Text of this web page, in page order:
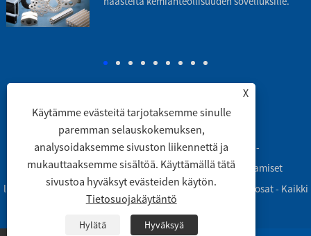
Linkit| Sitemap| RSS|
Copyright © 2003 Engineering Ceramic Co., Ltd. -
Alumiinioksidikeraamiset putket, alumiinioksidikeraamiset
laboratoriovälineet, alumiinioksidikeraamiset koneistetut osat - Kaikki
oikeudet pidätetään
X
Käytämme evästeitä tarjotaksemme sinulle
paremman selauskokemuksen,
analysoidaksemme sivuston liikennettä ja
mukauttaaksemme sisältöä. Käyttämällä tätä
sivustoa hyväksyt evästeiden käytön.
Tietosuojakäytäntö
Hylätä Hyväksyä